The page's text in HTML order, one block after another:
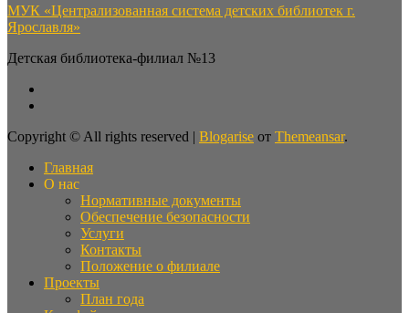
МУК «Централизованная система детских библиотек г.
Ярославля»
Детская библиотека-филиал №13
Copyright © All rights reserved | Blogarise от Themeansar.
Главная
О нас
Нормативные документы
Обеспечение безопасности
Услуги
Контакты
Положение о филиале
Проекты
План года